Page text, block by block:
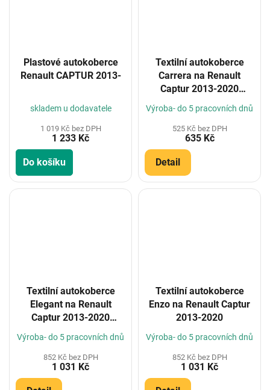
Plastové autokoberce
Renault CAPTUR 2013-
skladem u dodavatele
1 019 Kč bez DPH
1 233 Kč
Do košíku
Textilní autokoberce
Carrera na Renault
Captur 2013-2020
(Konfigurátor)
Výroba- do 5 pracovních dnů
525 Kč bez DPH
635 Kč
Detail
Textilní autokoberce
Elegant na Renault
Captur 2013-2020
(Konfigurátor)
Výroba- do 5 pracovních dnů
852 Kč bez DPH
1 031 Kč
Textilní autokoberce
Enzo na Renault Captur
2013-2020
Výroba- do 5 pracovních dnů
852 Kč bez DPH
1 031 Kč